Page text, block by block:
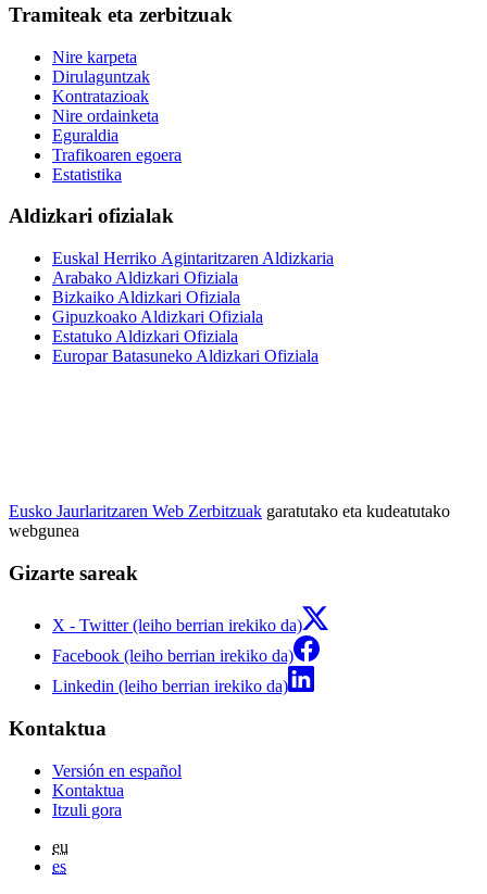
Tramiteak eta zerbitzuak
Nire karpeta
Dirulaguntzak
Kontratazioak
Nire ordainketa
Eguraldia
Trafikoaren egoera
Estatistika
Aldizkari ofizialak
Euskal Herriko Agintaritzaren Aldizkaria
Arabako Aldizkari Ofiziala
Bizkaiko Aldizkari Ofiziala
Gipuzkoako Aldizkari Ofiziala
Estatuko Aldizkari Ofiziala
Europar Batasuneko Aldizkari Ofiziala
Eusko Jaurlaritzaren Web Zerbitzuak garatutako eta kudeatutako
webgunea
Gizarte sareak
X - Twitter (leiho berrian irekiko da)
Facebook (leiho berrian irekiko da)
Linkedin (leiho berrian irekiko da)
Kontaktua
Versión en español
Kontaktua
Itzuli gora
eu
es